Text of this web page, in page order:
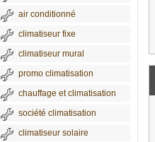
air conditionné
climatiseur fixe
climatiseur mural
promo climatisation
chauffage et climatisation
société climatisation
climatiseur solaire